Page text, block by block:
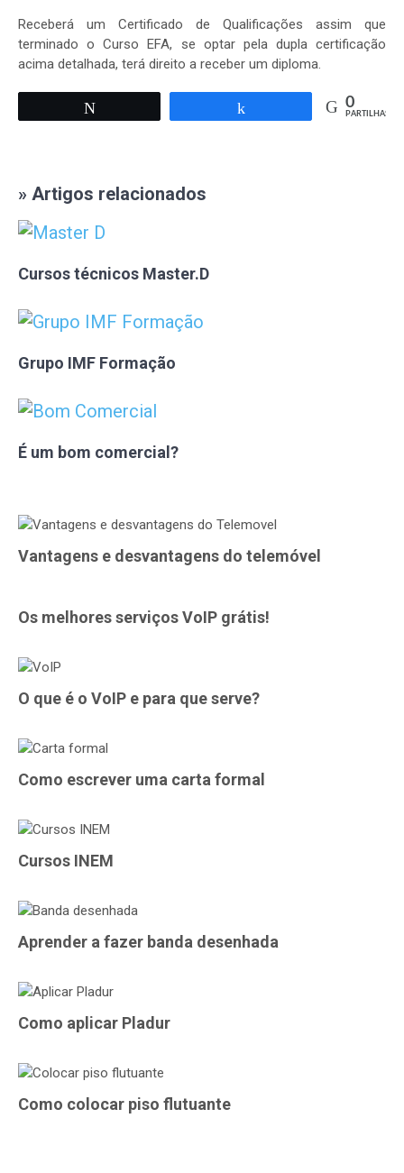
Receberá um Certificado de Qualificações assim que
terminado o Curso EFA, se optar pela dupla certificação
acima detalhada, terá direito a receber um diploma.
0
PARTILHAS
» Artigos relacionados
Cursos técnicos Master.D
Grupo IMF Formação
É um bom comercial?
Vantagens e desvantagens do telemóvel
Os melhores serviços VoIP grátis!
O que é o VoIP e para que serve?
Como escrever uma carta formal
Cursos INEM
Aprender a fazer banda desenhada
Como aplicar Pladur
Como colocar piso flutuante